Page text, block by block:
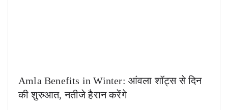
Amla Benefits in Winter: आंवला शॉट्स से दिन
की शुरुआत, नतीजे हैरान करेंगे